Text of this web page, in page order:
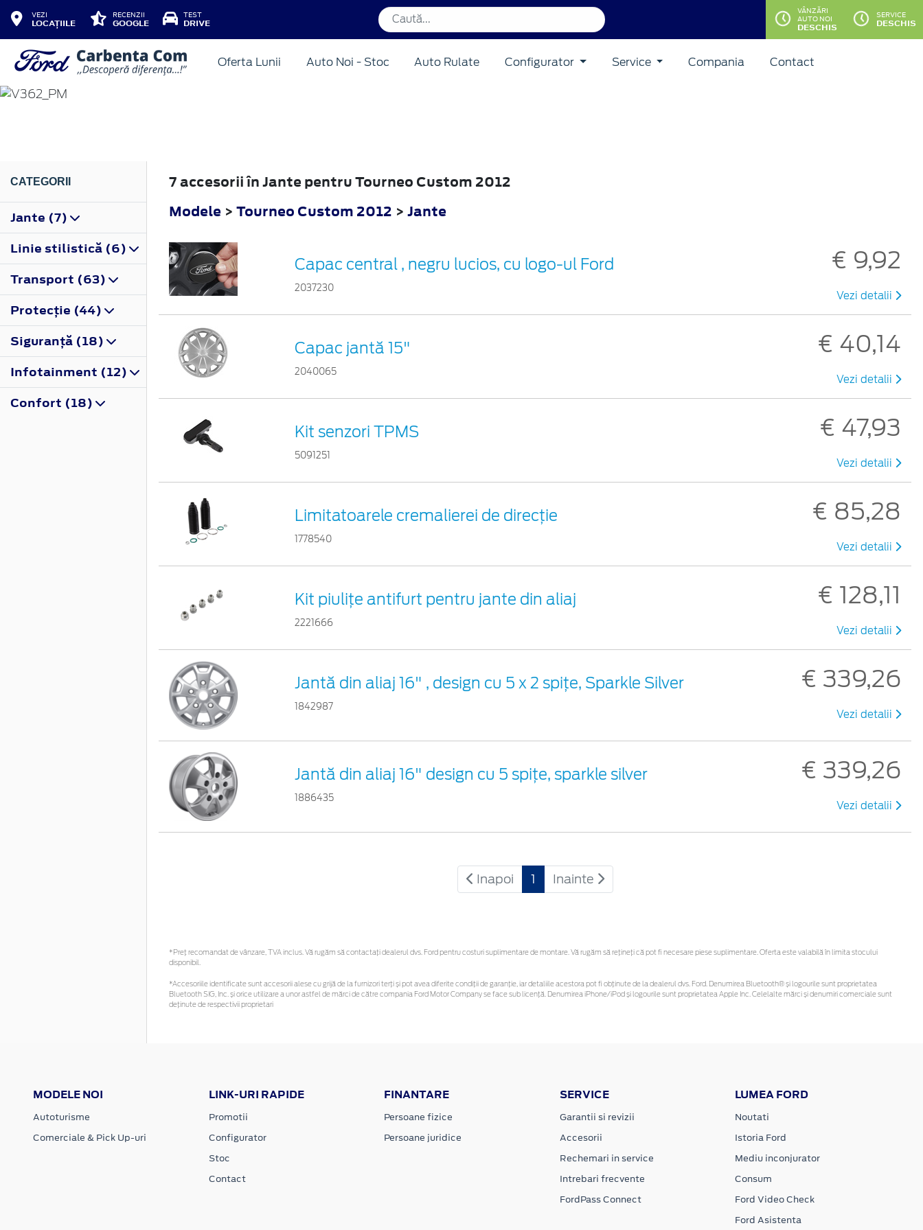
VEZI
LOCAȚIILE
RECENZII
GOOGLE
TEST
DRIVE
VÂNZĂRI
AUTO NOI
DESCHIS
SERVICE
DESCHIS
Oferta Lunii Auto Noi - Stoc Auto Rulate Configurator Service Compania Contact
TOURNEO CUSTOM
CATEGORII
Jante (7)
Linie stilistică (6)
Transport (63)
Protecţie (44)
Siguranţă (18)
Infotainment (12)
Confort (18)
7 accesorii în Jante pentru Tourneo Custom 2012
Modele > Tourneo Custom 2012 > Jante
Capac central , negru lucios, cu logo-ul Ford
2037230
€ 9,92
Vezi detalii
Capac jantă 15"
2040065
€ 40,14
Vezi detalii
Kit senzori TPMS
5091251
€ 47,93
Vezi detalii
Limitatoarele cremalierei de direcţie
1778540
€ 85,28
Vezi detalii
Kit piuliţe antifurt pentru jante din aliaj
2221666
€ 128,11
Vezi detalii
Jantă din aliaj 16" , design cu 5 x 2 spiţe, Sparkle Silver
1842987
€ 339,26
Vezi detalii
Jantă din aliaj 16" design cu 5 spiţe, sparkle silver
1886435
€ 339,26
Vezi detalii
Inapoi 1 Inainte
*Preţ recomandat de vânzare, TVA inclus. Vă rugăm să contactaţi dealerul dvs. Ford pentru costuri suplimentare de montare. Vă rugăm să rețineți că pot fi necesare piese suplimentare. Oferta este valabilă în limita stocului
disponibil.
*Accesoriile identificate sunt accesorii alese cu grijă de la furnizori terți și pot avea diferite condiții de garanție, iar detaliile acestora pot fi obținute de la dealerul dvs. Ford. Denumirea Bluetooth® și logourile sunt proprietatea
Bluetooth SIG, Inc. și orice utilizare a unor astfel de mărci de către compania Ford Motor Company se face sub licență. Denumirea iPhone/iPod și logourile sunt proprietatea Apple Inc. Celelalte mărci și denumiri comerciale sunt
deținute de respectivii proprietari
MODELE NOI
Autoturisme
Comerciale & Pick Up-uri
LINK-URI RAPIDE
Promotii
Configurator
Stoc
Contact
FINANTARE
Persoane fizice
Persoane juridice
SERVICE
Garantii si revizii
Accesorii
Rechemari in service
Intrebari frecvente
FordPass Connect
LUMEA FORD
Noutati
Istoria Ford
Mediu inconjurator
Consum
Ford Video Check
Ford Asistenta